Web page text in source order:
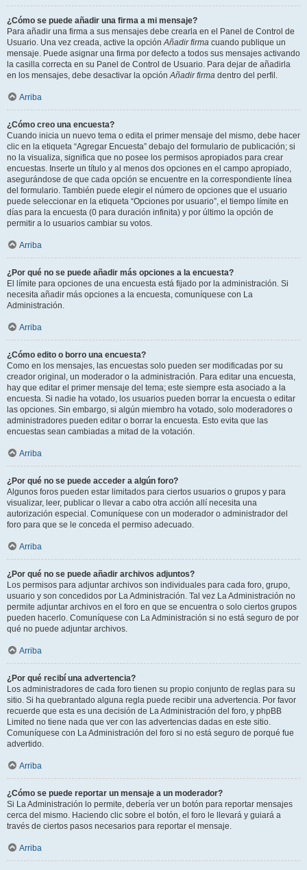
¿Cómo se puede añadir una firma a mi mensaje?
Para añadir una firma a sus mensajes debe crearla en el Panel de Control de
Usuario. Una vez creada, active la opciónAñadir firma cuando publique un
mensaje. Puede asignar una firma por defecto a todos sus mensajes activando
la casilla correcta en su Panel de Control de Usuario. Para dejar de añadirla
en los mensajes, debe desactivar la opciónAñadir firma dentro del perfil.
Arriba
¿Cómo creo una encuesta?
Cuando inicia un nuevo tema o edita el primer mensaje del mismo, debe hacer
clic en la etiqueta “Agregar Encuesta” debajo del formulario de publicación; si
no la visualiza, significa que no posee los permisos apropiados para crear
encuestas. Inserte un título y al menos dos opciones en el campo apropiado,
asegurándose de que cada opción se encuentre en la correspondiente línea
del formulario. También puede elegir el número de opciones que el usuario
puede seleccionar en la etiqueta “Opciones por usuario”, el tiempo límite en
días para la encuesta (0 para duración infinita) y por último la opción de
permitir a lo usuarios cambiar su votos.
Arriba
¿Por qué no se puede añadir más opciones a la encuesta?
El límite para opciones de una encuesta está fijado por la administración. Si
necesita añadir más opciones a la encuesta, comuníquese con La
Administración.
Arriba
¿Cómo edito o borro una encuesta?
Como en los mensajes, las encuestas solo pueden ser modificadas por su
creador original, un moderador o la administración. Para editar una encuesta,
hay que editar el primer mensaje del tema; este siempre esta asociado a la
encuesta. Si nadie ha votado, los usuarios pueden borrar la encuesta o editar
las opciones. Sin embargo, si algún miembro ha votado, solo moderadores o
administradores pueden editar o borrar la encuesta. Esto evita que las
encuestas sean cambiadas a mitad de la votación.
Arriba
¿Por qué no se puede acceder a algún foro?
Algunos foros pueden estar limitados para ciertos usuarios o grupos y para
visualizar, leer, publicar o llevar a cabo otra acción allí necesita una
autorización especial. Comuníquese con un moderador o administrador del
foro para que se le conceda el permiso adecuado.
Arriba
¿Por qué no se puede añadir archivos adjuntos?
Los permisos para adjuntar archivos son individuales para cada foro, grupo,
usuario y son concedidos por La Administración. Tal vez La Administración no
permite adjuntar archivos en el foro en que se encuentra o solo ciertos grupos
pueden hacerlo. Comuníquese con La Administración si no está seguro de por
qué no puede adjuntar archivos.
Arriba
¿Por qué recibí una advertencia?
Los administradores de cada foro tienen su propio conjunto de reglas para su
sitio. Si ha quebrantado alguna regla puede recibir una advertencia. Por favor
recuerde que esta es una decisión de La Administración del foro, y phpBB
Limited no tiene nada que ver con las advertencias dadas en este sitio.
Comuníquese con La Administración del foro si no está seguro de porqué fue
advertido.
Arriba
¿Cómo se puede reportar un mensaje a un moderador?
Si La Administración lo permite, debería ver un botón para reportar mensajes
cerca del mismo. Haciendo clic sobre el botón, el foro le llevará y guiará a
través de ciertos pasos necesarios para reportar el mensaje.
Arriba